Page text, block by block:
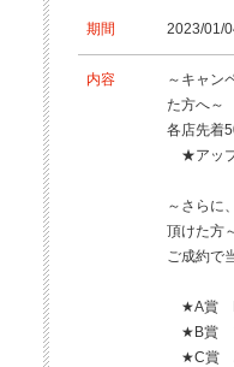
期間 2023/01/
内容
～キャン
た方へ～
各店先着
★アップ
～さらに
頂けた方
ご成約で
★A賞
★B賞
★C賞